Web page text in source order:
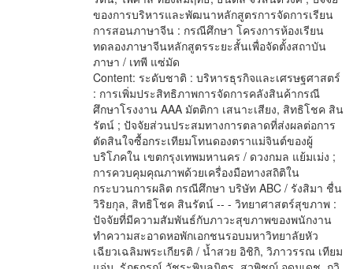
Content: ระดับชาติ : บริหารธุรกิจและเศรษฐศาสตร์
: การเพิ่มประสิทธิภาพการจัดการคลังสินค้ากรณี
ศึกษาโรงงาน AAA มัตติกา เสนาะเสียง, สิทธิโชค สิน
รัตน์ ; ปัจจัยส่วนประสมทางการตลาดที่ส่งผลต่อการ
ตัดสินใจซื้อกระเทียมโทนดองตราแม่จินต์ของผู้
บริโภคใน เขตกรุงเทพมหานคร / ดวงกมล แย้มเม่ง ;
การควบคุมคุณภาพด้วยเครื่องมือทางสถิติใน
กระบวนการผลิต กรณีศึกษา บริษัท ABC / รังสิมา ชื่น
วิริยกุล, สิทธิโชค สินรัตน์ -- - วิทยาศาสตร์สุขภาพ :
ปัจจัยที่มีความสัมพันธ์กับภาวะสุขภาพของพนักงาน
ทำความสะอาดหอพักเอกชนรอบมหาวิทยาลัยหัว
เฉียวเฉลิมพระเกียรติ / น้ำสวย อิชิกิ, วิภาวรรณ เทียม